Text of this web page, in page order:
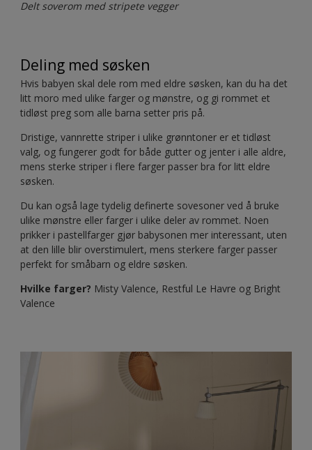
Delt soverom med stripete vegger
Deling med søsken
Hvis babyen skal dele rom med eldre søsken, kan du ha det
litt moro med ulike farger og mønstre, og gi rommet et
tidløst preg som alle barna setter pris på.
Dristige, vannrette striper i ulike grønntoner er et tidløst
valg, og fungerer godt for både gutter og jenter i alle aldre,
mens sterke striper i flere farger passer bra for litt eldre
søsken.
Du kan også lage tydelig definerte sovesoner ved å bruke
ulike mønstre eller farger i ulike deler av rommet. Noen
prikker i pastellfarger gjør babysonen mer interessant, uten
at den lille blir overstimulert, mens sterkere farger passer
perfekt for småbarn og eldre søsken.
Hvilke farger? Misty Valence, Restful Le Havre og Bright
Valence